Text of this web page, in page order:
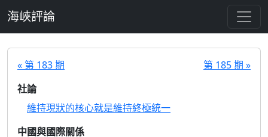
海峽評論
« 第 183 期
第 185 期 »
社論
維持現狀的核心就是維持終極統一
中國與國際關係